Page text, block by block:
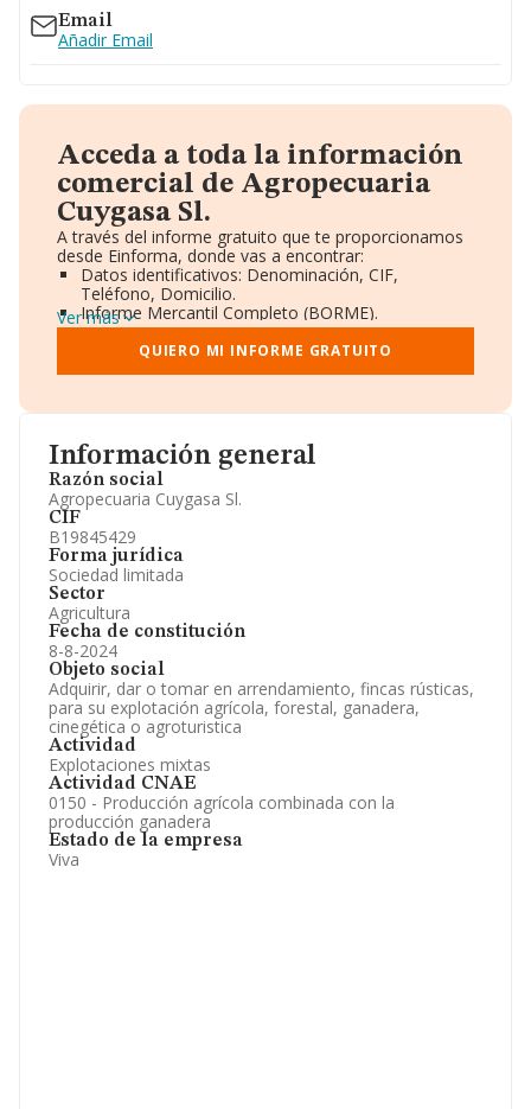
Información general
Razón social
Agropecuaria Cuygasa Sl.
CIF
B19845429
Forma jurídica
Sociedad limitada
Sector
Agricultura
Fecha de constitución
8-8-2024
Objeto social
Adquirir, dar o tomar en arrendamiento, fincas rústicas,
para su explotación agrícola, forestal, ganadera,
cinegética o agroturistica
Actividad
Explotaciones mixtas
Actividad CNAE
0150 - Producción agrícola combinada con la
producción ganadera
Estado de la empresa
Viva
Email
Añadir Email
Acceda a toda la información
comercial de Agropecuaria
Cuygasa Sl.
A través del informe gratuito que te proporcionamos
desde Einforma, donde vas a encontrar:
Datos identificativos: Denominación, CIF,
Teléfono, Domicilio.
Informe Mercantil Completo (BORME).
Gráficos de Evolución Ventas y Empleados.
Consejo de Administración y Administradores.
Directivos y Ejecutivos.
Información oficial y registral complementaria.
Ver más
QUIERO MI INFORME GRATUITO